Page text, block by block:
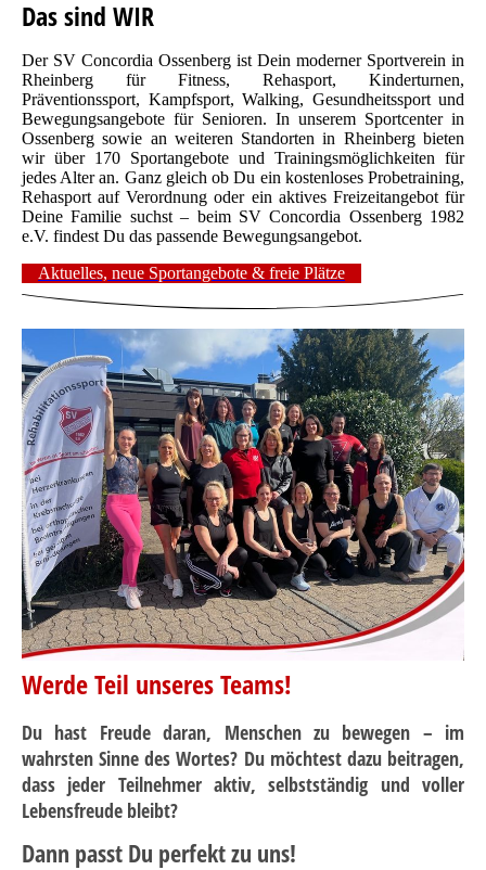
Das sind WIR
Der SV Concordia Ossenberg ist Dein moderner Sportverein in
Rheinberg für Fitness, Rehasport, Kinderturnen,
Präventionssport, Kampfsport, Walking, Gesundheitssport und
Bewegungsangebote für Senioren. In unserem Sportcenter in
Ossenberg sowie an weiteren Standorten in Rheinberg bieten
wir über 170 Sportangebote und Trainingsmöglichkeiten für
jedes Alter an. Ganz gleich ob Du ein kostenloses Probetraining,
Rehasport auf Verordnung oder ein aktives Freizeitangebot für
Deine Familie suchst – beim SV Concordia Ossenberg 1982
e.V. findest Du das passende Bewegungsangebot.
Aktuelles, neue Sportangebote & freie Plätze
Werde Teil unseres Teams!
Du hast Freude daran, Menschen zu bewegen – im
wahrsten Sinne des Wortes? Du möchtest dazu beitragen,
dass jeder Teilnehmer aktiv, selbstständig und voller
Lebensfreude bleibt?
Dann passt Du perfekt zu uns!